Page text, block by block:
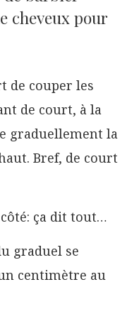
cheveux pour
de couper les
de court, à la
graduellement la
Bref, de court
ça dit tout…
graduel se
centimètre au